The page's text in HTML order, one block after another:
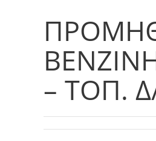
– ΤΟΠ.